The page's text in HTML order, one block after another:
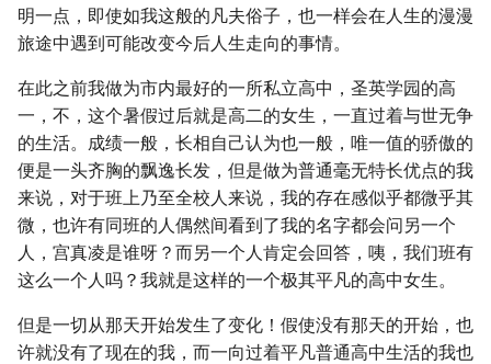
明一点，即使如我这般的凡夫俗子，也一样会在人生的漫漫
旅途中遇到可能改变今后人生走向的事情。
在此之前我做为市内最好的一所私立高中，圣英学园的高
一，不，这个暑假过后就是高二的女生，一直过着与世无争
的生活。成绩一般，长相自己认为也一般，唯一值的骄傲的
便是一头齐胸的飘逸长发，但是做为普通毫无特长优点的我
来说，对于班上乃至全校人来说，我的存在感似乎都微乎其
微，也许有同班的人偶然间看到了我的名字都会问另一个
人，宫真凌是谁呀？而另一个人肯定会回答，咦，我们班有
这么一个人吗？我就是这样的一个极其平凡的高中女生。
但是一切从那天开始发生了变化！假使没有那天的开始，也
许就没有了现在的我，而一向过着平凡普通高中生活的我也